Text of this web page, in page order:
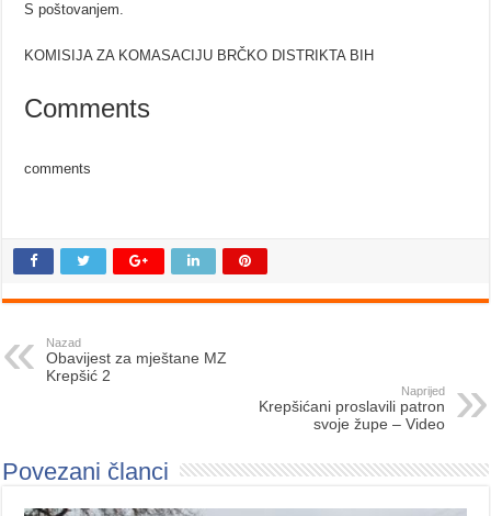
S poštovanjem.
KOMISIJA ZA KOMASACIJU BRČKO DISTRIKTA BIH
Comments
comments
Nazad
Obavijest za mještane MZ
Krepšić 2
Naprijed
Krepšićani proslavili patron
svoje župe – Video
Povezani članci